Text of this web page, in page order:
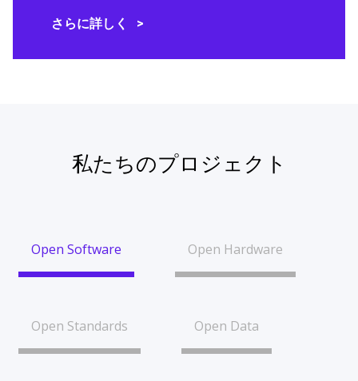
さらに詳しく
私たちのプロジェクト
Open Software Open Hardware
Open Standards Open Data